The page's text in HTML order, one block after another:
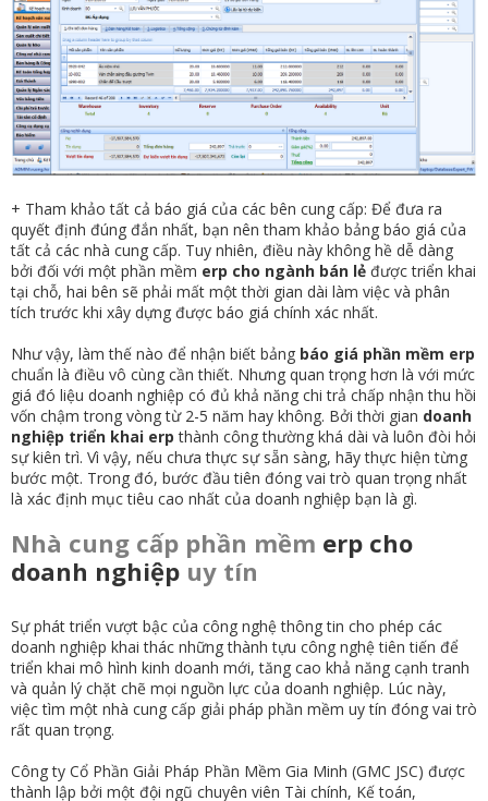
+ Tham khảo tất cả báo giá của các bên cung cấp: Để đưa ra
quyết định đúng đắn nhất, bạn nên tham khảo bảng báo giá của
tất cả các nhà cung cấp. Tuy nhiên, điều này không hề dễ dàng
bởi đối với một phần mềm erp cho ngành bán lẻ được triển khai
tại chỗ, hai bên sẽ phải mất một thời gian dài làm việc và phân
tích trước khi xây dựng được báo giá chính xác nhất.
Như vậy, làm thế nào để nhận biết bảng báo giá phần mềm erp
chuẩn là điều vô cùng cần thiết. Nhưng quan trọng hơn là với mức
giá đó liệu doanh nghiệp có đủ khả năng chi trả chấp nhận thu hồi
vốn chậm trong vòng từ 2-5 năm hay không. Bởi thời gian doanh
nghiệp triển khai erp thành công thường khá dài và luôn đòi hỏi
sự kiên trì. Vì vậy, nếu chưa thực sự sẵn sàng, hãy thực hiện từng
bước một. Trong đó, bước đầu tiên đóng vai trò quan trọng nhất
là xác định mục tiêu cao nhất của doanh nghiệp bạn là gì.
Nhà cung cấp phần mềm erp cho
doanh nghiệp uy tín
Sự phát triển vượt bậc của công nghệ thông tin cho phép các
doanh nghiệp khai thác những thành tựu công nghệ tiên tiến để
triển khai mô hình kinh doanh mới, tăng cao khả năng cạnh tranh
và quản lý chặt chẽ mọi nguồn lực của doanh nghiệp. Lúc này,
việc tìm một nhà cung cấp giải pháp phần mềm uy tín đóng vai trò
rất quan trọng.
Công ty Cổ Phần Giải Pháp Phần Mềm Gia Minh (GMC JSC) được
thành lập bởi một đội ngũ chuyên viên Tài chính, Kế toán,